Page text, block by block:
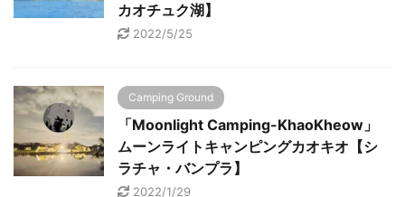
カオチュク湖】
2022/5/25
Camping Ground
「Moonlight Camping-KhaoKheow」
ムーンライトキャンピングカオキオ【シ
ラチャ・バンプラ】
2022/1/29